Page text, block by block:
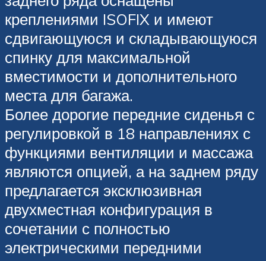
креплениями ISOFIX и имеют
сдвигающуюся и складывающуюся
спинку для максимальной
вместимости и дополнительного
места для багажа.
Более дорогие передние сиденья с
регулировкой в 18 направлениях с
функциями вентиляции и массажа
являются опцией, а на заднем ряду
предлагается эксклюзивная
двухместная конфигурация в
сочетании с полностью
электрическими передними